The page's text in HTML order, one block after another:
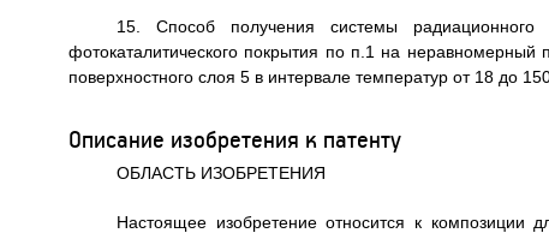
15. Способ получения системы
фотокаталитического покрытия по п.1 на
поверхностного слоя 5 в интервале температур от 18 до
Описание изобретения к патенту
ОБЛАСТЬ ИЗОБРЕТЕНИЯ
Настоящее изобретение относится к композиции